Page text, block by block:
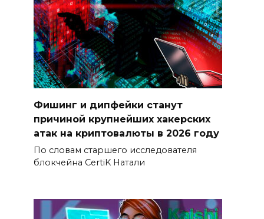
Фишинг и дипфейки станут
причиной крупнейших хакерских
атак на криптовалюты в 2026 году
По словам старшего исследователя
блокчейна CertiK Натали